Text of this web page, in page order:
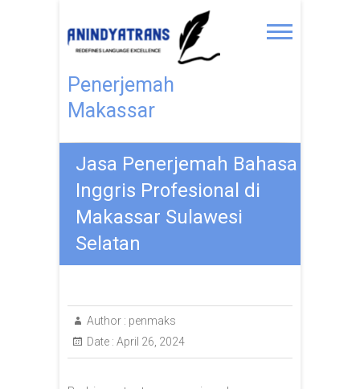
Penerjemah
Makassar
Jasa Penerjemah Bahasa
Inggris Profesional di
Makassar Sulawesi
Selatan
Author : penmaks
Date : April 26, 2024